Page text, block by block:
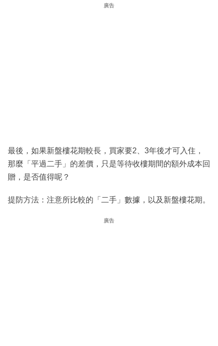
廣告
最後，如果新盤樓花期較長，買家要2、3年後才可入住，
那麼「平過二手」的差價，只是等待收樓期間的額外成本回
贈，是否值得呢？
提防方法：注意所比較的「二手」數據，以及新盤樓花期。
廣告